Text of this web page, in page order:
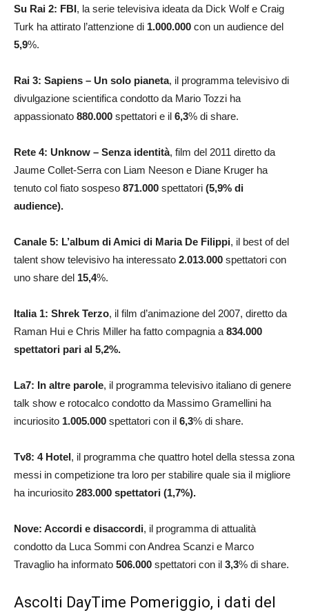
Su Rai 2: FBI, la serie televisiva ideata da Dick Wolf e Craig
Turk ha attirato l’attenzione di 1.000.000 con un audience del
5,9%.
Rai 3: Sapiens – Un solo pianeta, il programma televisivo di
divulgazione scientifica condotto da Mario Tozzi ha
appassionato 880.000 spettatori e il 6,3% di share.
Rete 4: Unknow – Senza identità, film del 2011 diretto da
Jaume Collet-Serra con Liam Neeson e Diane Kruger ha
tenuto col fiato sospeso 871.000 spettatori (5,9% di
audience).
Canale 5: L’album di Amici di Maria De Filippi, il best of del
talent show televisivo ha interessato 2.013.000 spettatori con
uno share del 15,4%.
Italia 1: Shrek Terzo, il film d’animazione del 2007, diretto da
Raman Hui e Chris Miller ha fatto compagnia a 834.000
spettatori pari al 5,2%.
La7: In altre parole, il programma televisivo italiano di genere
talk show e rotocalco condotto da Massimo Gramellini ha
incuriosito 1.005.000 spettatori con il 6,3% di share.
Tv8: 4 Hotel, il programma che quattro hotel della stessa zona
messi in competizione tra loro per stabilire quale sia il migliore
ha incuriosito 283.000 spettatori (1,7%).
Nove: Accordi e disaccordi, il programma di attualità
condotto da Luca Sommi con Andrea Scanzi e Marco
Travaglio ha informato 506.000 spettatori con il 3,3% di share.
Ascolti DayTime Pomeriggio, i dati del